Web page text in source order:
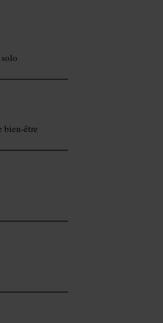
bien-être